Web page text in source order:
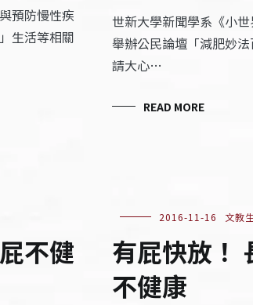
預防慢性疾
生活等相關
世新大學新聞學系《小
舉辦公民論壇「減肥妙
請大心…
READ MORE
不健
2016-11-16 文教
有屁快放！
不健康